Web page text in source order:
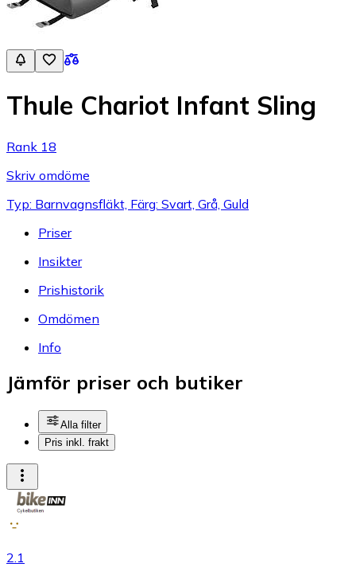
Thule Chariot Infant Sling
Rank 18
Skriv omdöme
Typ: Barnvagnsfläkt, Färg: Svart, Grå, Guld
Priser
Insikter
Prishistorik
Omdömen
Info
Jämför priser och butiker
Alla filter
Pris inkl. frakt
2.1